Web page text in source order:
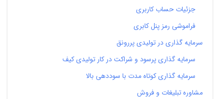
جزئیات حساب کاربری
فراموشی رمز پنل کابری
سرمایه گذاری در تولیدی پررونق
سرمایه گذاری پرسود و شراکت در کار تولیدی کیف
سرمایه گذاری کوتاه مدت با سوددهی بالا
مشاوره تبلیغات و فروش